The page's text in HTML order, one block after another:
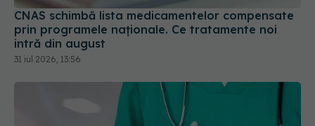
CNAS schimbă lista medicamentelor compensate
prin programele naționale. Ce tratamente noi
intră din august
31 iul 2026, 13:56